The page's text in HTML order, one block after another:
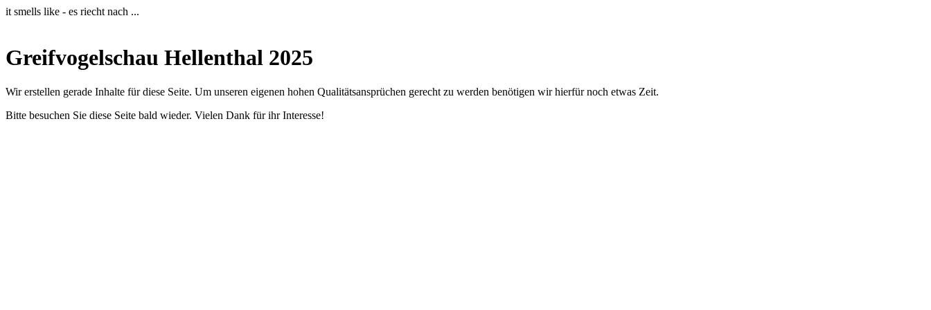
it smells like - es riecht nach ...
Greifvogelschau Hellenthal 2025
Wir erstellen gerade Inhalte für diese Seite. Um unseren eigenen hohen Qualitätsansprüchen gerecht zu werden benötigen wir hierfür noch etwas Zeit.
Bitte besuchen Sie diese Seite bald wieder. Vielen Dank für ihr Interesse!